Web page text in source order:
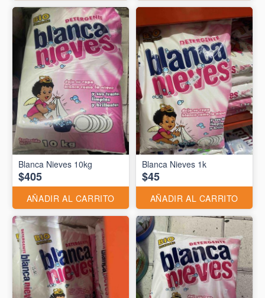
Blanca Nieves 10kg
$405
AÑADIR AL CARRITO
Blanca Nieves 1k
$45
AÑADIR AL CARRITO